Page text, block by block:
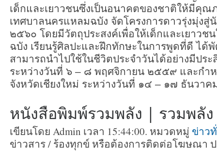
เด็กและเยาวชนซึ่งเป็นอนาคตของชาติให้มีคุณ
เทศบาลนครแหลมฉบัง จัดโครงการดาวรุ่งมุ่ง
๒๕๖๐ โดยมีวัตถุประสงค์เพื่อให้เด็กและเยาวช
ฉบัง เรียนรู้ศิลปะและฝึกทักษะในการพูดที่ดี ไ
สามารถนำไปใช้ในชีวิตประจำวันได้อย่างมีปร
ระหว่างวันที่ ๖ – ๘ พฤศจิกายน ๒๕๕๙ และกำ
จังหวัดเชียงใหม่ ระหว่างวันที่ ๑๔ – ๑๗ ธันวา
หนังสือพิมพ์รวมพลัง | รวมพลั
เขียนโดย Admin เวลา 15:44:00. หมวดหมู่ ข่าว
ข่าวสาร / ร้องทุกข์ หรือต้องการติดต่อโฆษณา